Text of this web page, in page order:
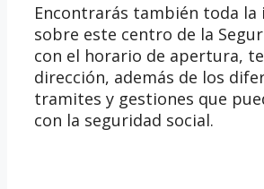
Encontrarás también toda la
sobre este centro de la
con el horario de apertura,
dirección, además de los
tramites y gestiones que
con la seguridad social.